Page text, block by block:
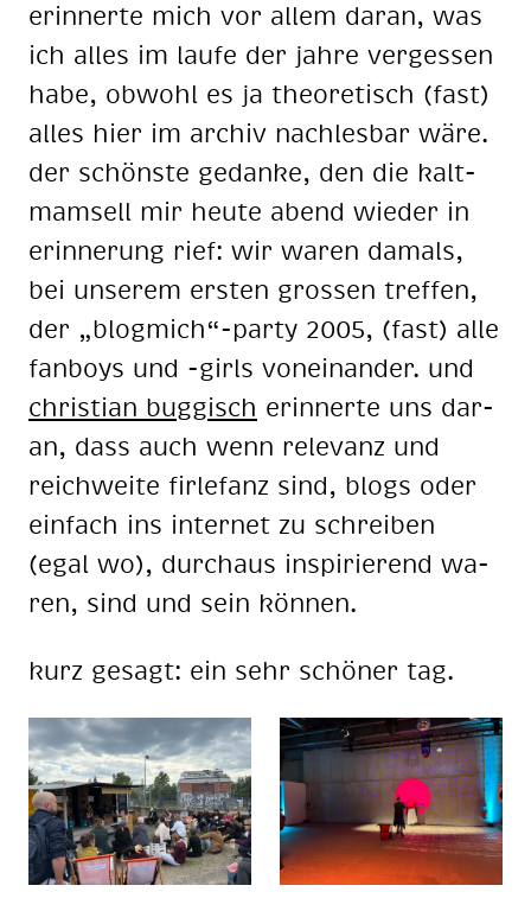
er­in­ner­te mich vor al­lem dar­an, was
ich al­les im lau­fe der jah­re ver­ges­sen
habe, ob­wohl es ja theo­re­tisch (fast)
al­les hier im ar­chiv nach­les­bar wäre.
der schöns­te ge­dan­ke, den die kalt­
mam­sell mir heu­te abend wie­der in
er­in­ne­rung rief: wir wa­ren da­mals,
bei un­se­rem ers­ten gros­sen tref­fen,
der „blog­mich“-par­ty 2005, (fast) alle
fan­boys und -girls von­ein­an­der. und
chris­ti­an bug­gisch er­in­ner­te uns dar­
an, dass auch wenn re­le­vanz und
reich­wei­te fir­le­fanz sind, blogs oder
ein­fach ins in­ter­net zu schrei­ben
(egal wo), durch­aus in­spi­rie­rend wa­
ren, sind und sein kön­nen.
kurz ge­sagt: ein sehr schö­ner tag.